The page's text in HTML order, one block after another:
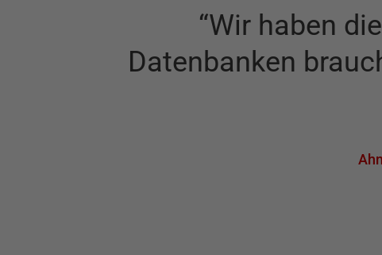
“Wir haben
Datenbanken